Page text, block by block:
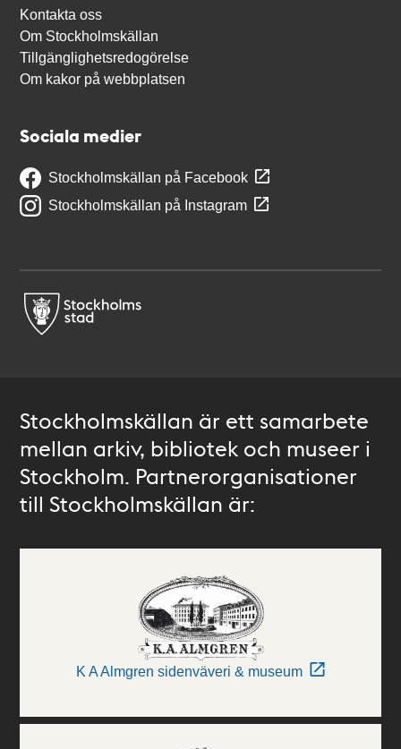
Kontakta oss
Om Stockholmskällan
Tillgänglighetsredogörelse
Om kakor på webbplatsen
Sociala medier
Stockholmskällan på Facebook
Stockholmskällan på Instagram
Stockholmskällan är ett samarbete
mellan arkiv, bibliotek och museer i
Stockholm. Partnerorganisationer
till Stockholmskällan är:
K A Almgren sidenväveri & museum